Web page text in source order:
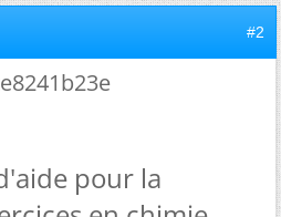
#2
pour la